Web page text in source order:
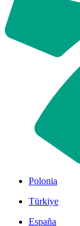
Polonia
Türkiye
España